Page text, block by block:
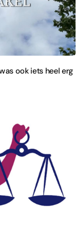
ook iets heel erg